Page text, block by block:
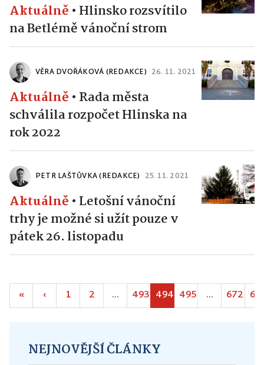
Aktuálně • Hlinsko rozsvítilo
na Betlémě vánoční strom
VĚRA DVOŘÁKOVÁ (REDAKCE) 26. 11. 2021
Aktuálně • Rada města
schválila rozpočet Hlinska na
rok 2022
PETR LAŠTŮVKA (REDAKCE) 25. 11. 2021
Aktuálně • Letošní vánoční
trhy je možné si užít pouze v
pátek 26. listopadu
« ‹ 1 2 ... 493 494 495 ... 672
NEJNOVĚJŠÍ ČLÁNKY